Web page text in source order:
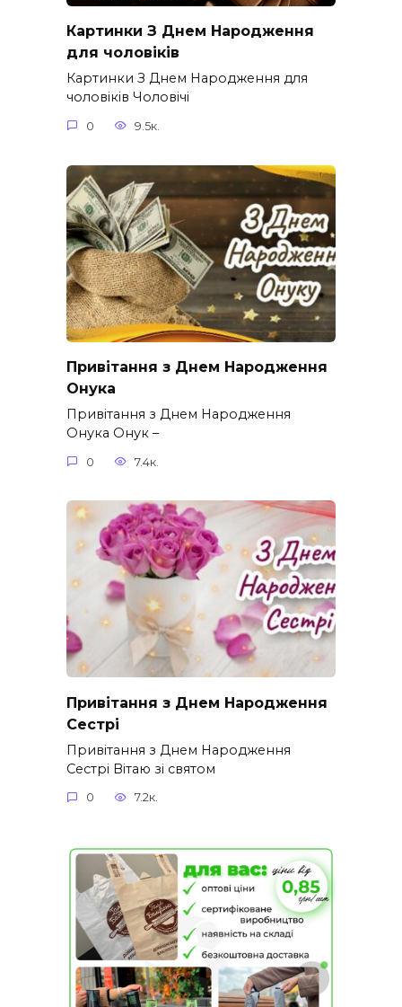
Картинки З Днем Народження
для чоловіків​
Картинки З Днем Народження для
чоловіків​ Чоловічі
0 9.5к.
Привітання з Днем Народження
Онука
Привітання з Днем Народження
Онука Онук –
0 7.4к.
Привітання з Днем Народження
Сестрі
Привітання з Днем Народження
Сестрі Вітаю зі святом
0 7.2к.